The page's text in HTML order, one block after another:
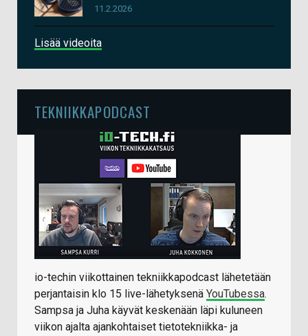
11.2.2026
Lisää videoita
TEKNIIKKAPODCAST
io-techin viikottainen tekniikkapodcast lähetetään
perjantaisin klo 15 live-lähetyksenä YouTubessa.
Sampsa ja Juha käyvät keskenään läpi kuluneen
viikon ajalta ajankohtaiset tietotekniikka- ja